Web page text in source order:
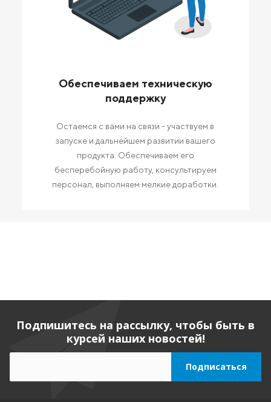
Обеспечиваем техническую
поддержку
Остаемся с вами на связи - участвуем в
запуске и дальнейшем развитии вашего
продукта. Обеспечиваем его
бесперебойную работу, консультируем
персонал, выполняем мелкие доработки.
Подпишитесь на рассылку, чтобы быть в
курсей наших новостей!